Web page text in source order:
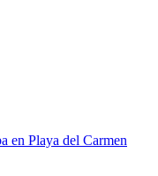
en Playa del Carmen